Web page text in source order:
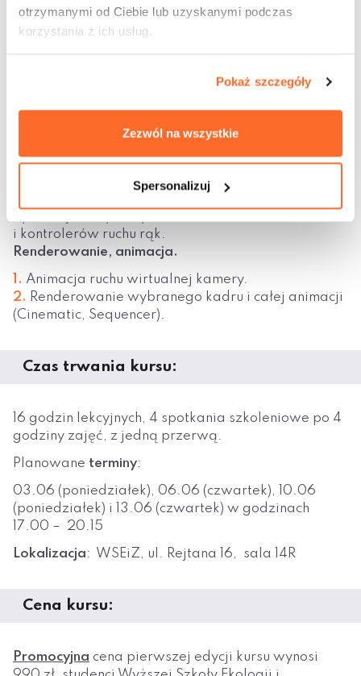
otrzymanymi od Ciebie lub uzyskanymi podczas
korzystania z ich usług.
Pokaż szczegóły
Zezwól na wszystkie
Spersonalizuj
Część 2 (8h)
Realizacja własnej koncepcji projektowej
(nieskomplikowanej sceny, bazując na zdobytej
wiedzy).
Praca ze światłem i kamerą (powtórzenie i
Doświadczenie percepcyjne projektowanej
przestrzeni z perspektywy postaci swobodnie
i kontrolerów ruchu rąk.
Renderowanie, animacja.
Animacja ruchu wirtualnej kamery.
Renderowanie wybranego kadru i całej animacji
(Cinematic, Sequencer).
Czas trwania kursu:
16 godzin lekcyjnych, 4 spotkania szkoleniowe po 4
godziny zajęć, z jedną przerwą.
Planowane terminy:
03.06 (poniedziałek), 06.06 (czwartek), 10.06
(poniedziałek) i 13.06 (czwartek) w godzinach
17.00 – 20.15
Lokalizacja: WSEiZ, ul. Rejtana 16, sala 14R
Cena kursu:
Promocyjna cena pierwszej edycji kursu wynosi